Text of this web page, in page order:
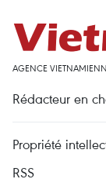
AGENCE
Rédacteur en
Propriété
RSS